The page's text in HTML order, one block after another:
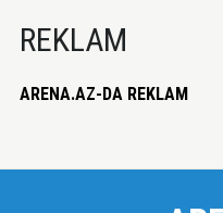
REKLAM
ARENA.AZ-DA REKLAM